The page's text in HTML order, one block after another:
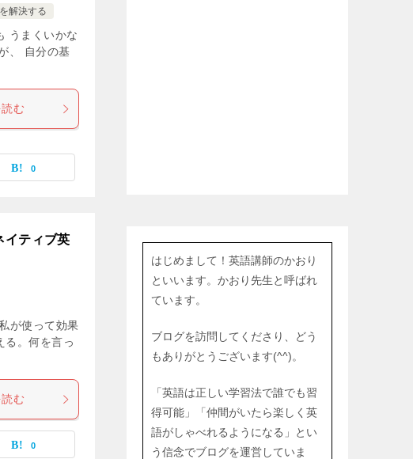
解決する
うまくいかな
、 自分の基
む
0
イティブ英
が使って効果
。何を言っ
む
0
はじめまして！英語講師のかおり
といいます。かおり先生と呼ばれ
ています。
ブログを訪問してくださり、どう
もありがとうございます(^^)。
「英語は正しい学習法で誰でも習
得可能」「仲間がいたら楽しく英
語がしゃべれるようになる」とい
う信念でブログを運営していま